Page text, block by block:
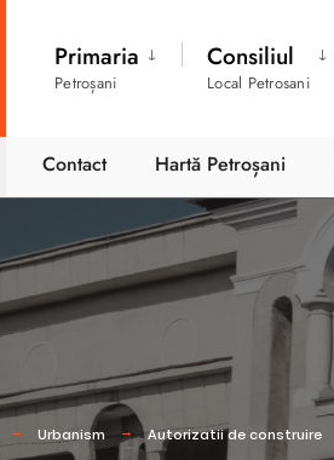
Primaria
Petroșani
Consiliul
Local Petrosani
Contact Hartă Petroșani
Urbanism Autorizatii de construire